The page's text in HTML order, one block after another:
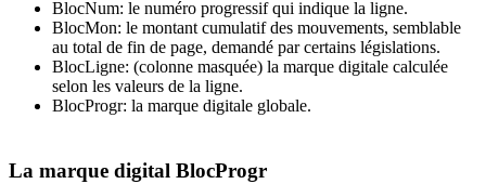
BlocNum: le numéro progressif qui indique la ligne.
BlocMon: le montant cumulatif des mouvements, semblable
au total de fin de page, demandé par certains législations.
BlocLigne: (colonne masquée) la marque digitale calculée
selon les valeurs de la ligne.
BlocProgr: la marque digitale globale.
La marque digital BlocProgr